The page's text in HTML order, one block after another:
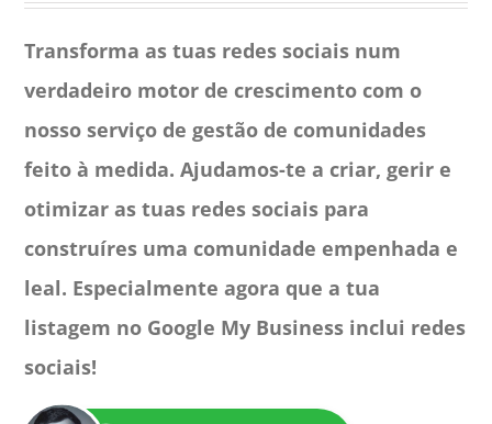
Transforma as tuas redes sociais num
verdadeiro motor de crescimento com o
nosso serviço de gestão de comunidades
feito à medida. Ajudamos-te a criar, gerir e
otimizar as tuas redes sociais para
construíres uma comunidade empenhada e
leal. Especialmente agora que a tua
listagem no Google My Business inclui redes
sociais!